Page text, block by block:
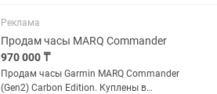
Реклама
Продам часы MARQ Commander
970 000 ₸
Продам часы Garmin MARQ Commander
(Gen2) Carbon Edition. Куплены в